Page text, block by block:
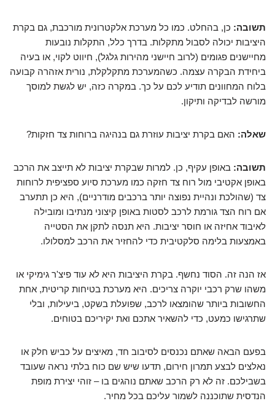
תשובה: כן, בהחלט. כמו כל מערכת אלקטרונית מורכבת, גם בקרת
היציבות יכולה לסבול מתקלות. בדרך כלל, התקלות נובעות
מחיישנים פגומים (לרוב חיישני מהירות גלגל), חיווט לקוי, או בעיה
ביחידת הבקרה עצמה. כשהמערכת מתקלקלת, נורית אזהרה קבועה
בלוח המחוונים תודיע לכם על כך. במקרה כזה, יש לגשת למוסך
מורשה לבדיקה ותיקון.
שאלה: האם בקרת יציבות עוזרת גם בנהיגה ברוחות צד חזקות?
תשובה: באופן עקיף, כן. למרות שבקרת יציבות לא תייצב את הרכב
באופן אקטיבי מול רוח צד חזקה כמו מערכת סיוע ספציפית לרוחות
צד (שהולכת ונהיית נפוצה יותר ברכבים מודרניים), היא כן תתערב
אם רוח הצד גורמת לרכב לסטות באופן קיצוני מנתיבו ומובילה
לאיבוד אחיזה או חוסר יציבות. היא תנסה לתקן את הסטייה
באמצעות בלימה סלקטיבית כדי להחזיר את הרכב למסלולו.
אז הנה זה. הסוד נחשף. בקרת היציבות היא לא עוד פיצ'ר גימיקי או
משהו שרק רכבי יוקרה צריכים. היא מערכת בטיחות קריטית, אחת
החשובות ביותר שהומצאו לרכב, שפועלת בשקט, ביעילות, ובלי
שתרגישו כמעט, כדי להשאיר אתכם ואת יקיריכם בטוחים.
בפעם הבאה שאתם נכנסים לסיבוב חד, מאיצים על כביש חלק או
נאלצים לבצע תמרון חירום, תדעו שיש שם כוח בלתי נראה שעובד
בשבילכם. זה לא רק הרכב שאתם נוהגים בו – זוהי יצירת מופת
הנדסית שתוכננה לשמור עליכם בכל מחיר.